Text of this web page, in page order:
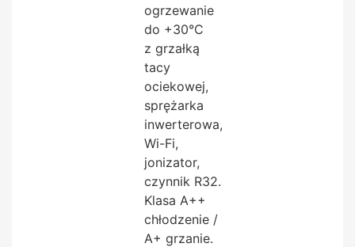
ogrzewanie
do +30°C
z grzałką
tacy
ociekowej,
sprężarka
inwerterowa,
Wi-Fi,
jonizator,
czynnik R32.
Klasa A++
chłodzenie /
A+ grzanie.